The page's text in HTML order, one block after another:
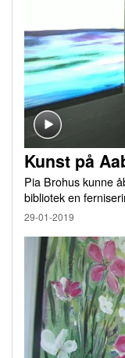
Kunst på
Pia Brohus kunne
bibliotek en
29-01-2019